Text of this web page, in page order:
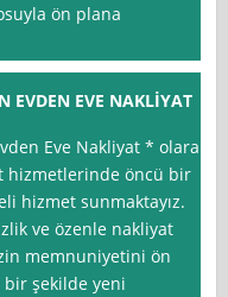
ön plana
EVDEN EVE NAKLİYAT
Eve Nakliyat * olarak,
hizmetlerinde öncü bir
hizmet sunmaktayız.
ve özenle nakliyat
memnuniyetini ön
bir şekilde yeni